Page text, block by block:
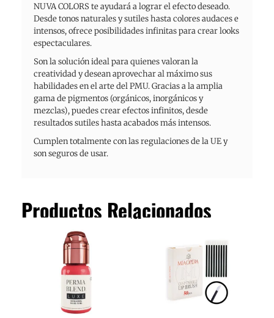
NUVA COLORS te ayudará a lograr el efecto deseado.
Desde tonos naturales y sutiles hasta colores audaces e
intensos, ofrece posibilidades infinitas para crear looks
espectaculares.
Son la solución ideal para quienes valoran la
creatividad y desean aprovechar al máximo sus
habilidades en el arte del PMU. Gracias a la amplia
gama de pigmentos (orgánicos, inorgánicos y
mezclas), puedes crear efectos infinitos, desde
resultados sutiles hasta acabados más intensos.
Cumplen totalmente con las regulaciones de la UE y
son seguros de usar.
Productos Relacionados